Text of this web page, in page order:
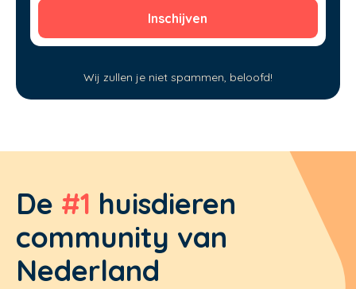
Wij zullen je niet spammen, beloofd!
De #1 huisdieren
community van
Nederland